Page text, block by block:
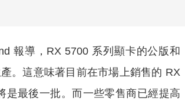
報導，RX 5700 系列顯卡的公版和
。這意味著目前在市場上銷售的 RX
是最後一批。而一些零售商已經提高